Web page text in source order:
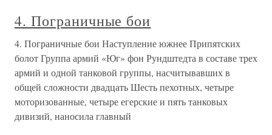
4. Пограничные бои
4. Пограничные бои Наступление южнее Припятских
болот Группа армий «Юг» фон Рундштедта в составе трех
армий и одной танковой группы, насчитывавших в
общей сложности двадцать Шесть пехотных, четыре
моторизованные, четыре егерские и пять танковых
дивизий, наносила главный